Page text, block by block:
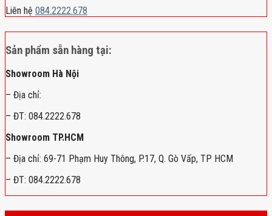
Liên hệ 084.2222.678
Sản phẩm sẵn hàng tại:
Showroom Hà Nội
– Địa chỉ:
– ĐT: 084.2222.678
Showroom TP.HCM
– Địa chỉ: 69-71 Phạm Huy Thông, P.17, Q. Gò Vấp, TP HCM
– ĐT: 084.2222.678